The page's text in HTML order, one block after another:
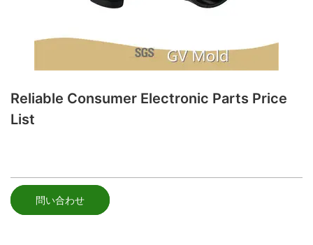
Reliable Consumer Electronic Parts Price
List
問い合わせ